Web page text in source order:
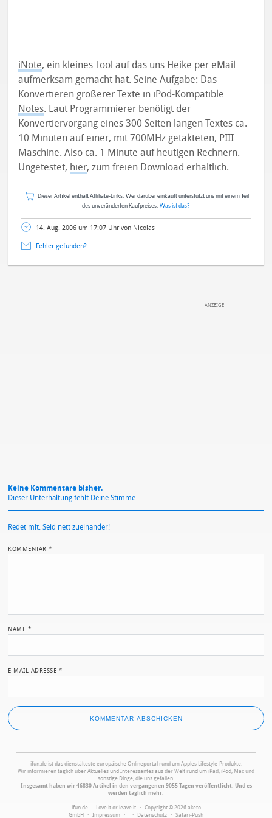
iNote, ein kleines Tool auf das uns Heike per eMail
aufmerksam gemacht hat. Seine Aufgabe: Das
Konvertieren größerer Texte in iPod-Kompatible
Notes. Laut Programmierer benötigt der
Konvertiervorgang eines 300 Seiten langen Textes ca.
10 Minuten auf einer, mit 700MHz getakteten, PIII
Maschine. Also ca. 1 Minute auf heutigen Rechnern.
Ungetestet, hier, zum freien Download erhältlich.
Dieser Artikel enthält Affiliate-Links. Wer darüber einkauft unterstützt uns mit einem Teil
des unveränderten Kaufpreises. Was ist das?
14. Aug. 2006 um 17:07 Uhr von Nicolas
Fehler gefunden?
Keine Kommentare bisher.
Dieser Unterhaltung fehlt Deine Stimme.
Redet mit. Seid nett zueinander!
KOMMENTAR*
NAME *
E-MAIL-ADRESSE *
ifun.de ist das dienstälteste europäische Onlineportal rund um Apples Lifestyle-Produkte.
Wir informieren täglich über Aktuelles und Interessantes aus der Welt rund um iPad, iPod, Mac und
sonstige Dinge, die uns gefallen.
Insgesamt haben wir 46830 Artikel in den vergangenen 9055 Tagen veröffentlicht. Und es
werden täglich mehr.
ifun.de — Love it or leave it · Copyright © 2026 aketo
GmbH · Impressum · · Datenschutz · Safari-Push